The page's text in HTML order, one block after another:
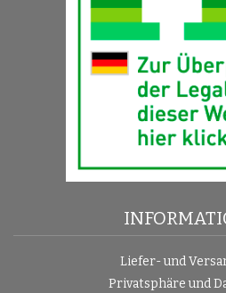
Liefer- und
Privatsphäre und